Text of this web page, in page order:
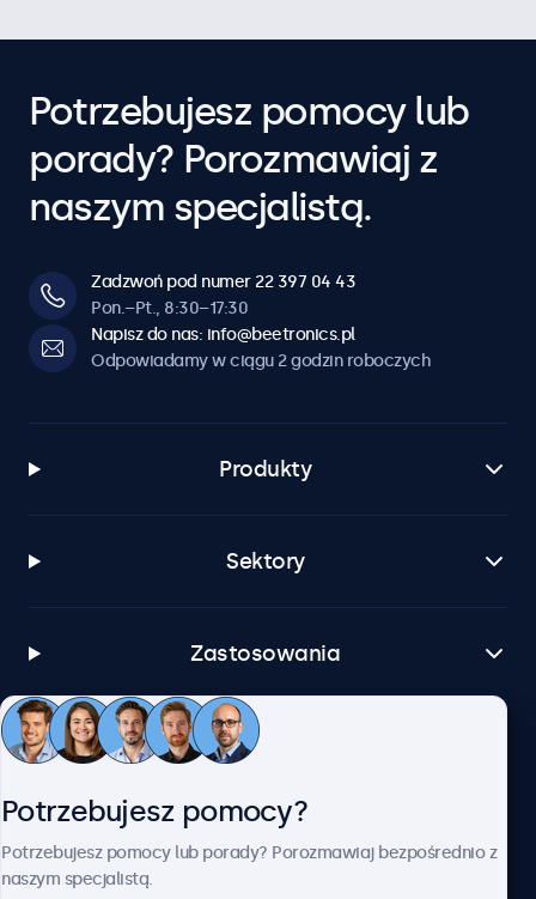
Potrzebujesz pomocy lub
porady? Porozmawiaj z
naszym specjalistą.
Zadzwoń pod numer 22 397 04 43
Pon.–Pt., 8:30–17:30
Napisz do nas: info@beetronics.pl
Odpowiadamy w ciągu 2 godzin roboczych
Produkty
Sektory
Zastosowania
Obsługa klienta
Potrzebujesz pomocy?
Potrzebujesz pomocy lub porady? Porozmawiaj bezpośrednio z
naszym specjalistą.